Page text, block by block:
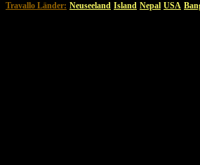
Travallo Länder: Neuseeland Island Nepal USA